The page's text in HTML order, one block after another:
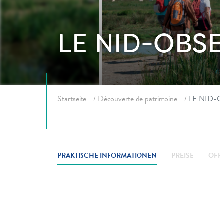
LE NID-
Startseite Découverte de patrimoine LE NID-
PRAKTISCHE INFORMATIONEN PREISE